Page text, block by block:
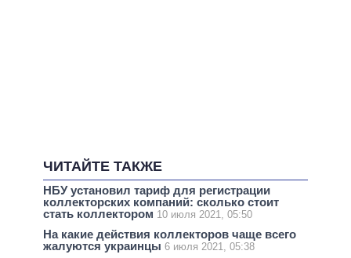
ЧИТАЙТЕ ТАКЖЕ
НБУ установил тариф для регистрации
коллекторских компаний: сколько стоит
стать коллектором 10 июля 2021, 05:50
На какие действия коллекторов чаще всего
жалуются украинцы 6 июля 2021, 05:38